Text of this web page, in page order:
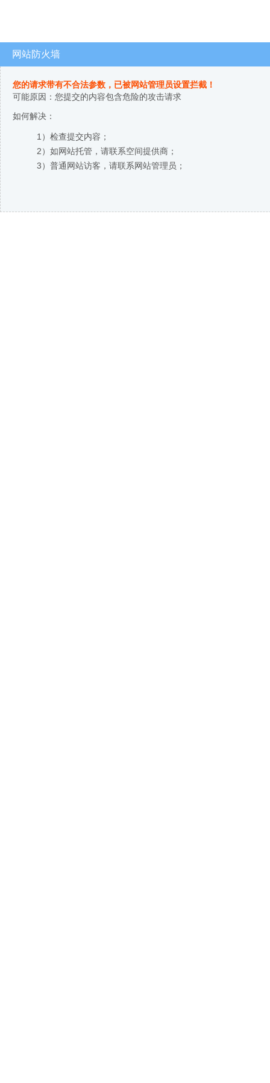
网站防火墙
您的请求带有不合法参数，已被网站管理员设置拦截！
可能原因：您提交的内容包含危险的攻击请求
如何解决：
1）检查提交内容；
2）如网站托管，请联系空间提供商；
3）普通网站访客，请联系网站管理员；